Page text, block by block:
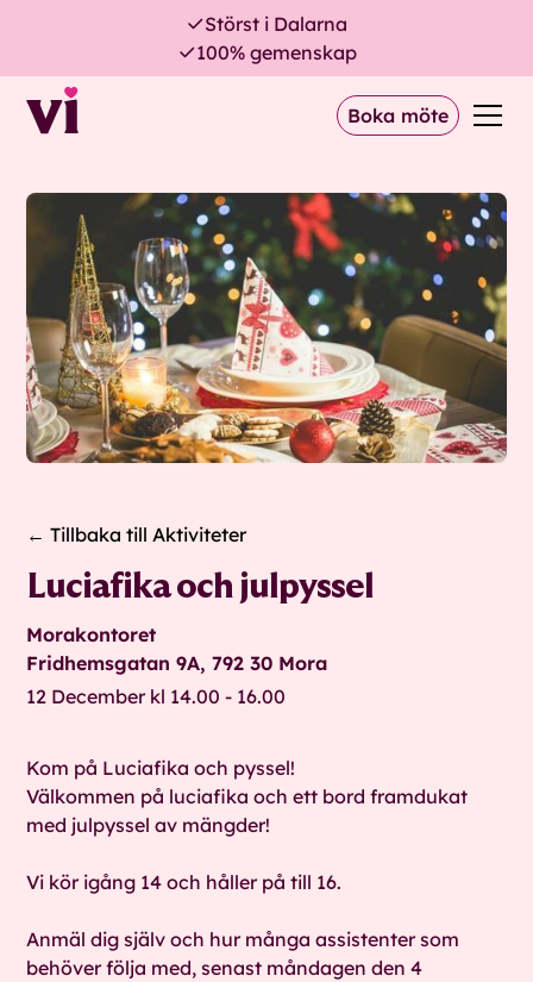
Störst i Dalarna
100% gemenskap
Boka möte
← Tillbaka till Aktiviteter
Luciafika och julpyssel
Morakontoret
Fridhemsgatan 9A, 792 30 Mora
12 December kl 14.00 - 16.00
Kom på Luciafika och pyssel!
Välkommen på luciafika och ett bord framdukat
med julpyssel av mängder!
Vi kör igång 14 och håller på till 16.
Anmäl dig själv och hur många assistenter som
behöver följa med, senast måndagen den 4